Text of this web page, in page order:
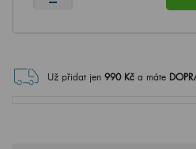
Už přidat jen 990Kč a máte